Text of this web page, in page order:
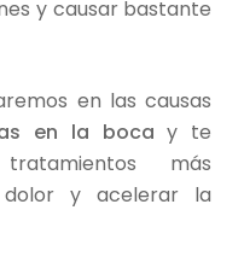
y causar bastante
en las causas
en la boca y te
más
y acelerar la